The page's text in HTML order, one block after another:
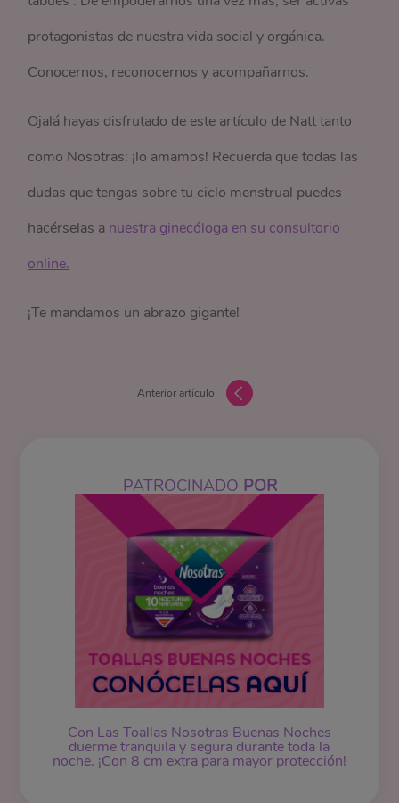
protagonistas de nuestra vida social y orgánica.
Conocernos, reconocernos y acompañarnos.
Ojalá hayas disfrutado de este artículo de Natt tanto
como Nosotras: ¡lo amamos! Recuerda que todas las
dudas que tengas sobre tu ciclo menstrual puedes
hacérselas a nuestra ginecóloga en su consultorio
online.
¡Te mandamos un abrazo gigante!
Anterior artículo
PATROCINADO POR
Con Las Toallas Nosotras Buenas Noches
duerme tranquila y segura durante toda la
noche. ¡Con 8 cm extra para mayor protección!